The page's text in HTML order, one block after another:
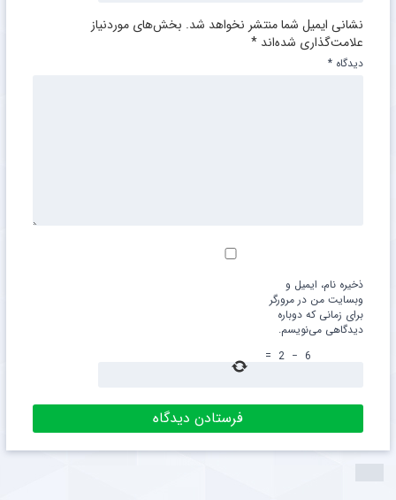
نشانی ایمیل شما منتشر نخواهد شد. بخش‌های موردنیاز
علامت‌گذاری شده‌اند *
دیدگاه *
ذخیره نام، ایمیل و
وبسایت من در مرورگر
برای زمانی که دوباره
دیدگاهی می‌نویسم.
6
−
2
=